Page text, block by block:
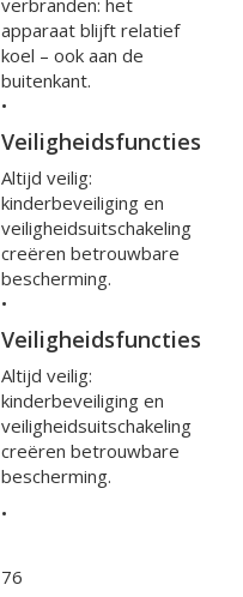
verbranden: het
apparaat blijft relatief
koel – ook aan de
buitenkant.
•
Veiligheidsfuncties
Altijd veilig:
kinderbeveiliging en
veiligheidsuitschakeling
creëren betrouwbare
bescherming.
•
Veiligheidsfuncties
Altijd veilig:
kinderbeveiliging en
veiligheidsuitschakeling
creëren betrouwbare
bescherming.
•
76